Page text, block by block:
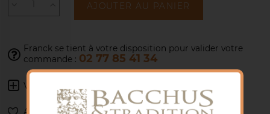
AJOUTER AU PANIER
Franck se tient à votre disposition pour valider votre
commande : 02 77 85 41 34
Voir les autres produits :
Ajouter à ma liste de souhaits